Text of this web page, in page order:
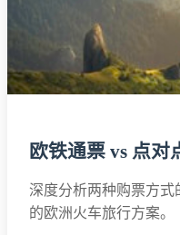
欧铁通票 vs 点对
深度分析两种购票方式
的欧洲火车旅行方案。